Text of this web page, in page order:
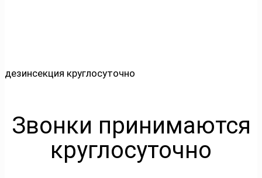
дезинсекция круглосуточно
Звонки принимаются
круглосуточно